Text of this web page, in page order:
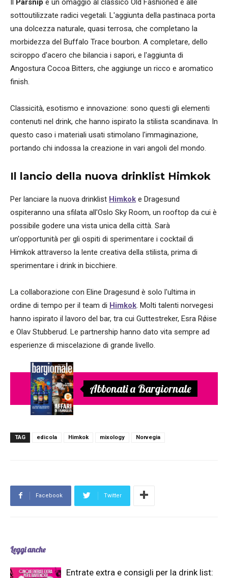
Parsnip è un omaggio al classico Old Fashioned e alle
sottoutilizzate radici vegetali. L'aggiunta della pastinaca porta
una dolcezza naturale, quasi terrosa, che completano la
morbidezza del Buffalo Trace bourbon. A completare, dello
sciroppo d'acero che bilancia i sapori, e l'aggiunta di
Angostura Cocoa Bitters, che aggiunge un ricco e aromatico
finish.
Classicità, esotismo e innovazione: sono questi gli elementi
contenuti nel drink, che hanno ispirato la stilista scandinava. In
questo caso i materiali usati stimolano l'immaginazione,
portando chi indossa la creazione in vari angoli del mondo.
Il lancio della nuova drinklist Himkok
Per lanciare la nuova drinklist Himkok e Dragesund
ospiteranno una sfilata all'Oslo Sky Room, un rooftop da cui è
possibile godere una vista unica della città. Sarà
un'opportunità per gli ospiti di sperimentare i cocktail di
Himkok attraverso la lente creativa della stilista, prima di
sperimentare i drink in bicchiere.
La collaborazione con Eline Dragesund è solo l'ultima in
ordine di tempo per il team di Himkok. Molti talenti norvegesi
hanno ispirato il lavoro del bar, tra cui Guttestreker, Esra Rǿise
e Olav Stubberud. Le partnership hanno dato vita sempre ad
esperienze di miscelazione di grande livello.
Abbonati a Bargiornale
TAG edicola Himkok mixology Norvegia
Facebook Twitter
Leggi anche
Entrate extra e consigli per la drink list: